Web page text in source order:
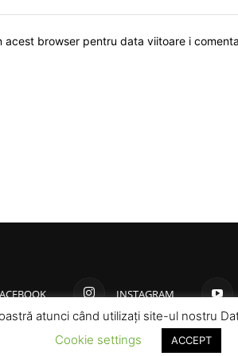
browser pentru data viitoare i
INSTAGRAM
© Toate drepturile rezervate pentru Gorjeanul SA
atunci când utilizați site-ul nostru
Cookie settings
ACCEPT